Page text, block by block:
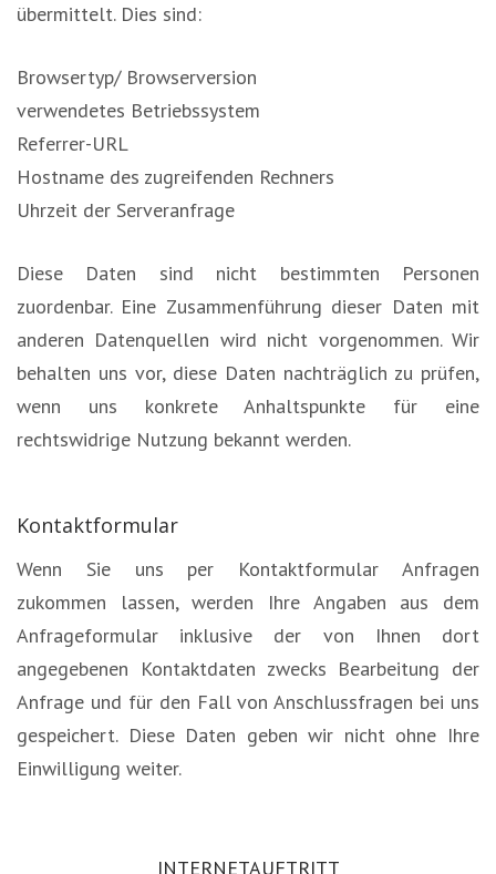
übermittelt. Dies sind:
Browsertyp/ Browserversion
verwendetes Betriebssystem
Referrer-URL
Hostname des zugreifenden Rechners
Uhrzeit der Serveranfrage
Diese Daten sind nicht bestimmten Personen
zuordenbar. Eine Zusammenführung dieser Daten mit
anderen Datenquellen wird nicht vorgenommen. Wir
behalten uns vor, diese Daten nachträglich zu prüfen,
wenn uns konkrete Anhaltspunkte für eine
rechtswidrige Nutzung bekannt werden.
Kontaktformular
Wenn Sie uns per Kontaktformular Anfragen
zukommen lassen, werden Ihre Angaben aus dem
Anfrageformular inklusive der von Ihnen dort
angegebenen Kontaktdaten zwecks Bearbeitung der
Anfrage und für den Fall von Anschlussfragen bei uns
gespeichert. Diese Daten geben wir nicht ohne Ihre
Einwilligung weiter.
INTERNETAUFTRITT